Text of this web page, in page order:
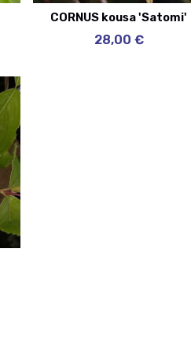
CORNUS kousa 'Satomi'
28,00 €